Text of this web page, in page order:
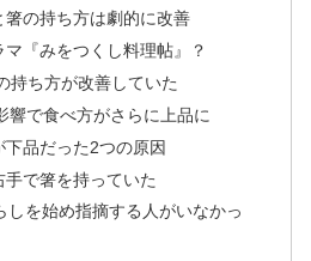
の持ち方は劇的に改善
マ『みをつくし料理帖』？
持ち方が改善していた
響で食べ方がさらに上品に
品だった2つの原因
手で箸を持っていた
しを始め指摘する人がいなかっ